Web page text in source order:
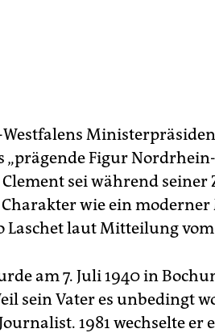
„prägende Figur
sei während seiner
wie ein
Laschet laut Mitteilung
am 7. Juli 1940 in
sein Vater es unbedingt
1981 wechselte er